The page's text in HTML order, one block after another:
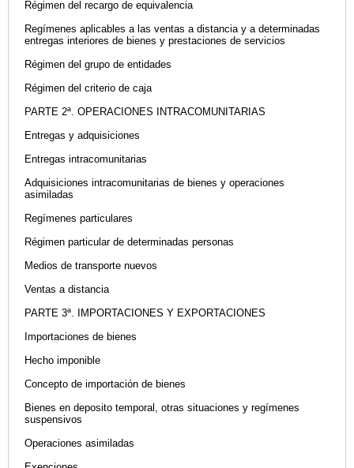
Régimen del recargo de equivalencia
Regímenes aplicables a las ventas a distancia y a determinadas
entregas interiores de bienes y prestaciones de servicios
Régimen del grupo de entidades
Régimen del criterio de caja
PARTE 2ª. OPERACIONES INTRACOMUNITARIAS
Entregas y adquisiciones
Entregas intracomunitarias
Adquisiciones intracomunitarias de bienes y operaciones
asimiladas
Regímenes particulares
Régimen particular de determinadas personas
Medios de transporte nuevos
Ventas a distancia
PARTE 3ª. IMPORTACIONES Y EXPORTACIONES
Importaciones de bienes
Hecho imponible
Concepto de importación de bienes
Bienes en deposito temporal, otras situaciones y regímenes
suspensivos
Operaciones asimiladas